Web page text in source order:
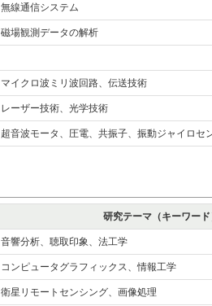
無線通信システム
磁場観測データの解析
マイクロ波ミリ波回路、伝送技術
レーザー技術、光学技術
超音波モータ、圧電、共振子、振動ジャイロセ
研究テーマ（キーワード
音響分析、聴取印象、法工学
コンピュータグラフィックス、情報工学
衛星リモートセンシング、画像処理